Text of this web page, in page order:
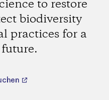
to restore
biodiversity
practices for a